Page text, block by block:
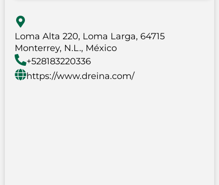
Loma Alta 220, Loma Larga, 64715
Monterrey, N.L., México
+528183220336
https://www.dreina.com/